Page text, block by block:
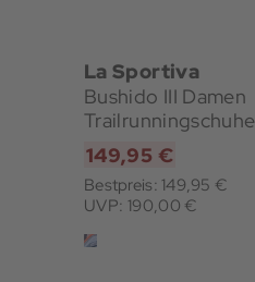
La Sportiva
Bushido III Damen
Trailrunningschuhe
149,95 €
Bestpreis: 149,95 €
UVP: 190,00 €